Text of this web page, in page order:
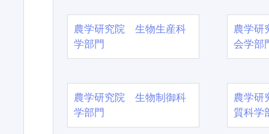
農学研究院 生物生産科
学部門
農学
会学部
農学研究院 生物制御科
学部門
農学
質科学